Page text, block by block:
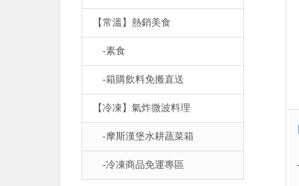
【常溫】熱銷美食
-素食
-箱購飲料免搬直送
【冷凍】氣炸微波料理
-摩斯漢堡水耕蔬菜箱
-冷凍商品免運專區